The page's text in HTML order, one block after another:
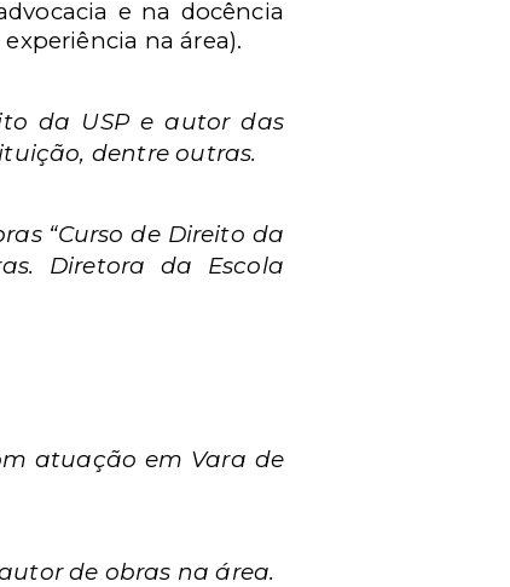
e na docência
experiência na área).
da USP e autor das
dentre outras.
“Curso de Direito da
Diretora da Escola
atuação em Vara de
de obras na área.